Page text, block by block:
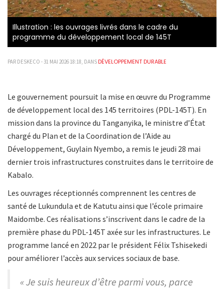
Illustration : les ouvrages livrés dans le cadre du
programme du développement local de 145T
PAR DESKECO - 31 MAI 2026 18:18, DANS DÉVELOPPEMENT DURABLE
Le gouvernement poursuit la mise en œuvre du Programme
de développement local des 145 territoires (PDL-145T). En
mission dans la province du Tanganyika, le ministre d’État
chargé du Plan et de la Coordination de l’Aide au
Développement, Guylain Nyembo, a remis le jeudi 28 mai
dernier trois infrastructures construites dans le territoire de
Kabalo.
Les ouvrages réceptionnés comprennent les centres de
santé de Lukundula et de Katutu ainsi que l’école primaire
Maidombe. Ces réalisations s’inscrivent dans le cadre de la
première phase du PDL-145T axée sur les infrastructures. Le
programme lancé en 2022 par le président Félix Tshisekedi
pour améliorer l’accès aux services sociaux de base.
« Je suis heureux d’être parmi vous, parce